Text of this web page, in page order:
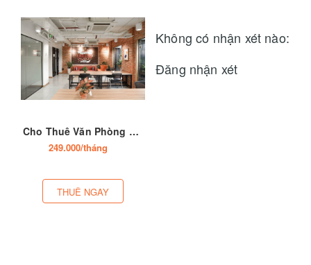
Cho Thuê Văn Phòng Ảo Tại Tỉnh Hưng Yên
249.000/tháng
THUÊ NGAY
Không có nhận xét nào:
Đăng nhận xét